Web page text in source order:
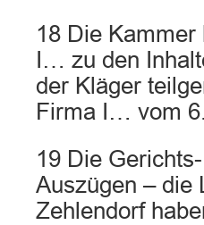
18 Die
I… zu den
der Kläger
Firma I… vom
19 Die
Auszügen – die
Zehlendorf